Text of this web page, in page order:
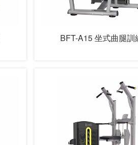
BFT-A15 坐式曲腿訓